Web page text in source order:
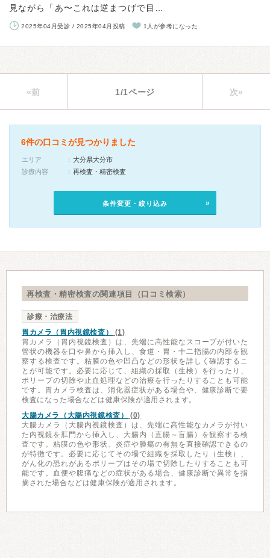
見ながら「あ〜これは逆まつげで目…
2025年04月受診 / 2025年04月投稿 1人が参考になった
«前 1/1ページ 次»
6件の口コミが見つかりました
エリア
大分県大分市
診療内容
再検査・精密検査
条件変更・絞り込み
再検査・精密検査の関連項目（口コミ検索）
診療・治療法
胃カメラ（胃内視鏡検査）
(1)
胃カメラ（胃内視鏡検査）は、先端に高性能なスコープが付いた
管状の機器を口や鼻から挿入し、食道・胃・十二指腸の内部を観
察する検査です。粘膜の色や凹凸などの形状を詳しく確認するこ
とが可能です。必要に応じて、組織の採取（生検）を行ったり、
ポリープの切除や止血処理などの治療を行ったりすることも可能
です。胃カメラ検査は、消化器症状がある場合や、健康診断で要
検査になった場合などは健康保険が適用されます。
大腸カメラ（大腸内視鏡検査）
(0)
大腸カメラ（大腸内視鏡検査）は、先端に高性能なカメラが付い
た内視鏡を肛門から挿入し、大腸内（直腸～盲腸）を観察する検
査です。粘膜の色や形状、炎症や腫瘍の有無を直接確認できるの
が特徴です。必要に応じてその場で組織を採取したり（生検）、
がん化の恐れがあるポリープはその場で切除したりすることも可
能です。血便や腹痛などの症状がある場合、健康診断で異常を指
摘された場合などは健康保険が適用されます。